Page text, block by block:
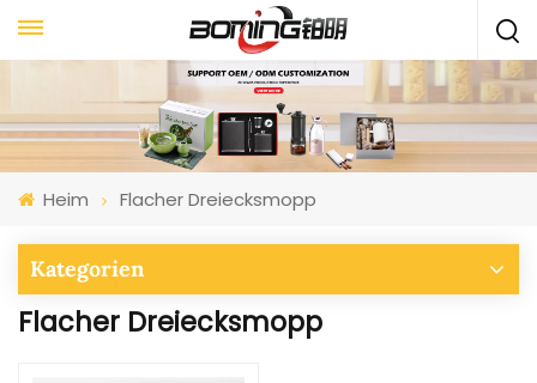
Heim Flacher Dreiecksmopp
Kategorien
Flacher Dreiecksmopp